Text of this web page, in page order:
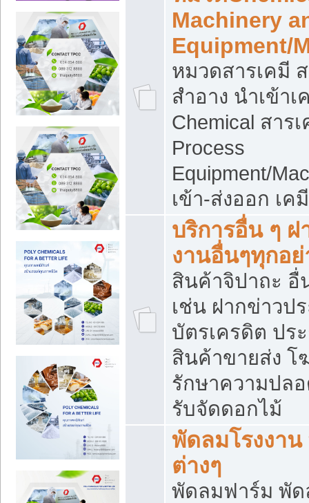
Machinery
Equipment/
หมวดสารเคมี
สำอาง นำเข้
Chemical สาร
Process
Equipment/
เข้า-ส่งออก เ
บริการอื่น ๆ
งานอื่นๆทุกอ
สินค้าจิปาถะ อื่
เช่น ฝากข่าวป
บัตรเครดิต ปร
สินค้าขายส่ง
รักษาความปล
รับจัดดอกไม้
พัดลมโรงงา
ต่างๆ
พัดลมฟาร์ม พัด